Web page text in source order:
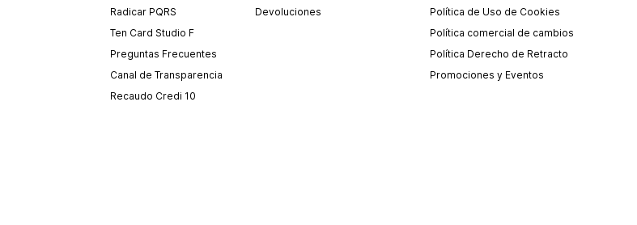
Radicar PQRS
Ten Card Studio F
Preguntas Frecuentes
Canal de Transparencia
Recaudo Credi 10
Devoluciones
Política de Uso de Cookies
Política comercial de cambios
Política Derecho de Retracto
Promociones y Eventos